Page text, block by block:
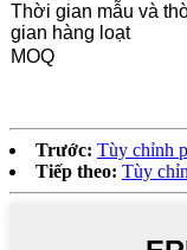
Thời gian mẫu và
gian hàng loạt
MOQ
Trước: Tùy chỉnh
Tiếp theo: Tùy